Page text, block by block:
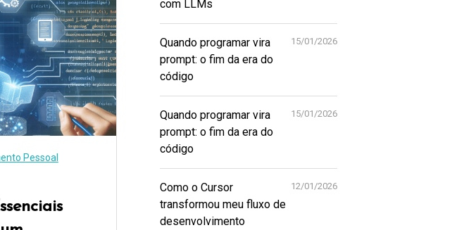
Pessoal
com LLMs
Quando programar vira
prompt: o fim da era do
código
15/01/2026
Quando programar vira
prompt: o fim da era do
código
15/01/2026
Como o Cursor
transformou meu fluxo de
desenvolvimento
12/01/2026